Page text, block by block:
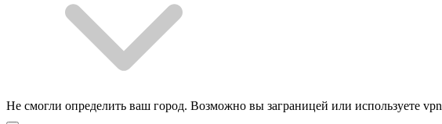
Не смогли определить ваш город. Возможно вы заграницей или используете vpn